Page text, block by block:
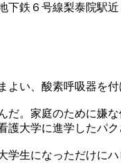
鉄６号線梨泰院駅
い、酸素呼吸器を
。家庭のために嫌
大学に進学したパ
生になっただけに